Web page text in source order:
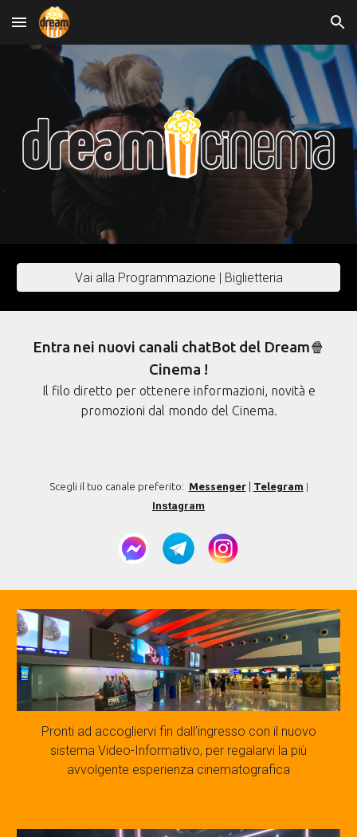
Skip to main content Skip to navigation
Vai alla Programmazione | Biglietteria
Entra nei nuovi canali chatBot del Dream🍿
Cinema !
Il filo diretto per ottenere informazioni, novità e
promozioni dal mondo del Cinema.
Scegli il tuo canale preferito: Messenger| Telegram |
Instagram
Pronti ad accogliervi fin dall'ingresso con il nuovo
sistema Video-Informativo, per regalarvi la più
avvolgente esperienza cinematografica